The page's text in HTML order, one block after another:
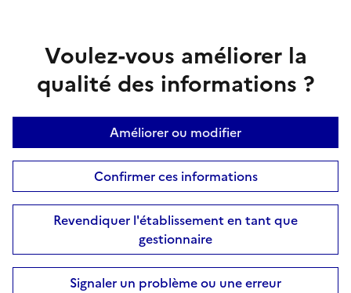
Voulez-vous améliorer la
qualité des informations ?
Améliorer ou modifier
Confirmer ces informations
Revendiquer l'établissement en tant que
gestionnaire
Signaler un problème ou une erreur